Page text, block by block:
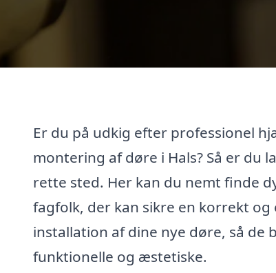
Er du på udkig efter professionel
montering af døre i Hals? Så er du
rette sted. Her kan du nemt finde
fagfolk, der kan sikre en korrekt og
installation af dine nye døre, så de
funktionelle og æstetiske.